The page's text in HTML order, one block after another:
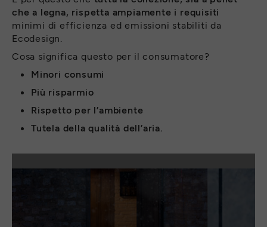
che a legna, rispetta ampiamente i requisiti
minimi di efficienza ed emissioni stabiliti da
Ecodesign.
Cosa significa questo per il consumatore?
Minori consumi
Più risparmio
Rispetto per l’ambiente
Tutela della qualità dell’aria.